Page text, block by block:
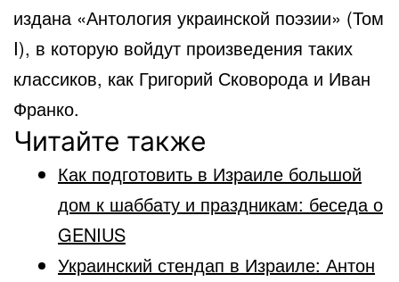
издана «Антология украинской поэзии» (Том
I), в которую войдут произведения таких
классиков, как Григорий Сковорода и Иван
Франко.
Читайте также
Как подготовить в Израиле большой
дом к шаббату и праздникам: беседа о
GENIUS
Украинский стендап в Израиле: Антон